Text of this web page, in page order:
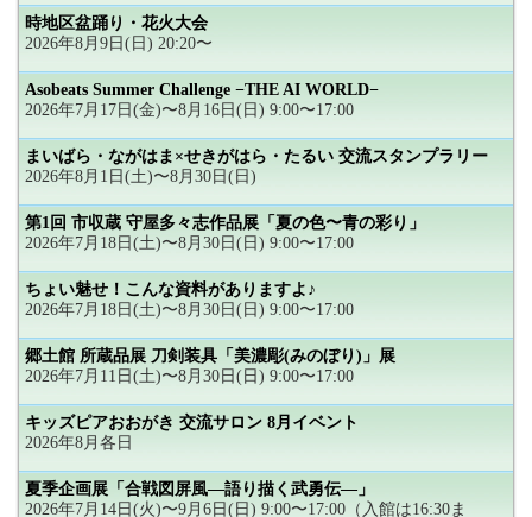
時地区盆踊り・花火大会
2026年8月9日(日) 20:20〜
Asobeats Summer Challenge −THE AI WORLD−
2026年7月17日(金)〜8月16日(日) 9:00〜17:00
まいばら・ながはま×せきがはら・たるい 交流スタンプラリー
2026年8月1日(土)〜8月30日(日)
第1回 市収蔵 守屋多々志作品展「夏の色〜青の彩り」
2026年7月18日(土)〜8月30日(日) 9:00〜17:00
ちょい魅せ！こんな資料がありますよ♪
2026年7月18日(土)〜8月30日(日) 9:00〜17:00
郷土館 所蔵品展 刀剣装具「美濃彫(みのぼり)」展
2026年7月11日(土)〜8月30日(日) 9:00〜17:00
キッズピアおおがき 交流サロン 8月イベント
2026年8月各日
夏季企画展「合戦図屏風―語り描く武勇伝―」
2026年7月14日(火)〜9月6日(日) 9:00〜17:00（入館は16:30ま